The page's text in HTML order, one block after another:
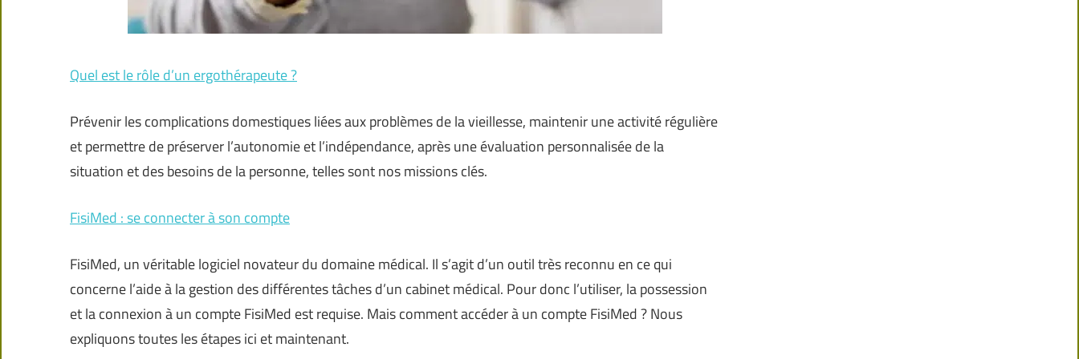
Quel est le rôle d’un ergothérapeute ?
Prévenir les complications domestiques liées aux problèmes de la vieillesse, maintenir une activité régulière
et permettre de préserver l’autonomie et l’indépendance, après une évaluation personnalisée de la
situation et des besoins de la personne, telles sont nos missions clés.
FisiMed : se connecter à son compte
FisiMed, un véritable logiciel novateur du domaine médical. Il s’agit d’un outil très reconnu en ce qui
concerne l’aide à la gestion des différentes tâches d’un cabinet médical. Pour donc l’utiliser, la possession
et la connexion à un compte FisiMed est requise. Mais comment accéder à un compte FisiMed ? Nous
expliquons toutes les étapes ici et maintenant.